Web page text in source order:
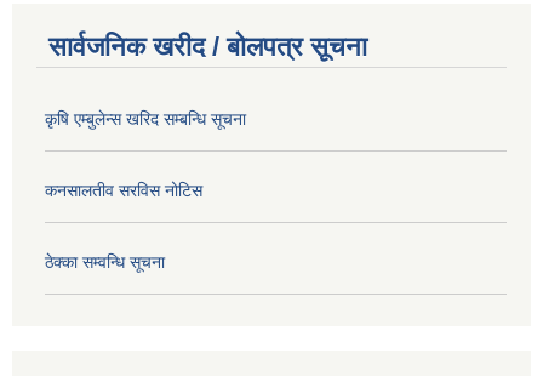
सार्वजनिक खरीद / बोलपत्र सूचना
कृषि एम्बुलेन्स खरिद सम्बन्धि सूचना
कनसालतीव सरविस नोटिस
ठेक्का सम्वन्धि सूचना